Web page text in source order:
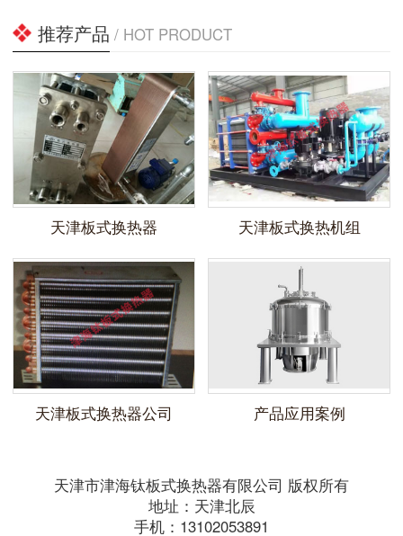
推荐产品 / HOT PRODUCT
天津板式换热器 天津板式换热机组
天津板式换热器公司 产品应用案例
天津市津海钛板式换热器有限公司 版权所有
地址：天津北辰
手机：13102053891